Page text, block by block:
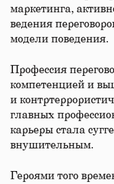
маркетинга,
ведения
модели поведения.
Профессия
компетенцией и
и
главных
карьеры стала
внушительным.
Героями того